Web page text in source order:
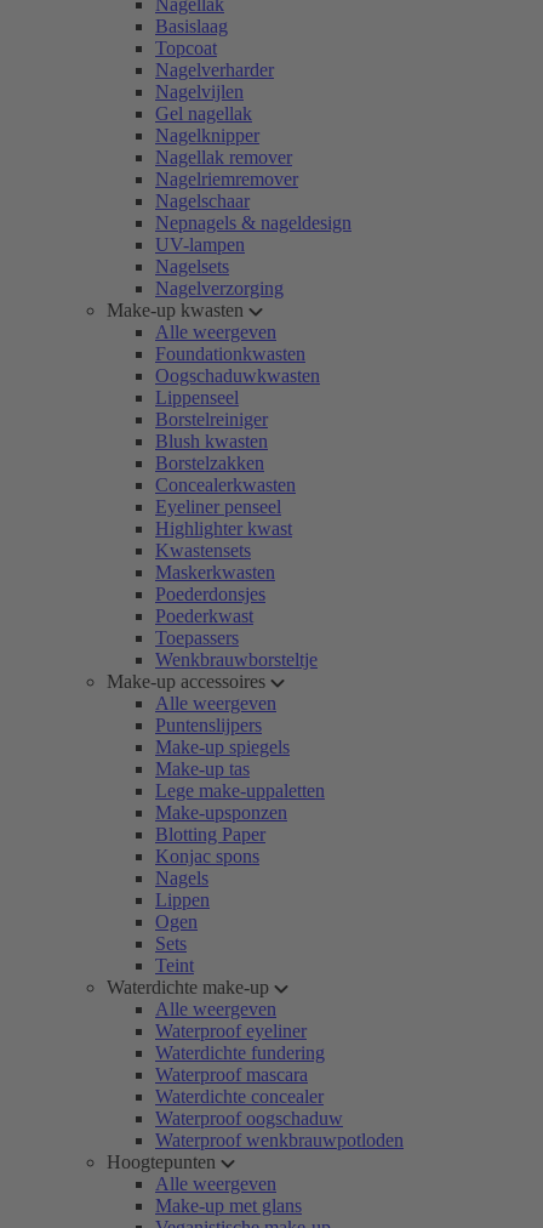
Nagellak
Basislaag
Topcoat
Nagelverharder
Nagelvijlen
Gel nagellak
Nagelknipper
Nagellak remover
Nagelriemremover
Nagelschaar
Nepnagels & nageldesign
UV-lampen
Nagelsets
Nagelverzorging
Make-up kwasten
Alle weergeven
Foundationkwasten
Oogschaduwkwasten
Lippenseel
Borstelreiniger
Blush kwasten
Borstelzakken
Concealerkwasten
Eyeliner penseel
Highlighter kwast
Kwastensets
Maskerkwasten
Poederdonsjes
Poederkwast
Toepassers
Wenkbrauwborsteltje
Make-up accessoires
Alle weergeven
Puntenslijpers
Make-up spiegels
Make-up tas
Lege make-uppaletten
Make-upsponzen
Blotting Paper
Konjac spons
Nagels
Lippen
Ogen
Sets
Teint
Waterdichte make-up
Alle weergeven
Waterproof eyeliner
Waterdichte fundering
Waterproof mascara
Waterdichte concealer
Waterproof oogschaduw
Waterproof wenkbrauwpotloden
Hoogtepunten
Alle weergeven
Make-up met glans